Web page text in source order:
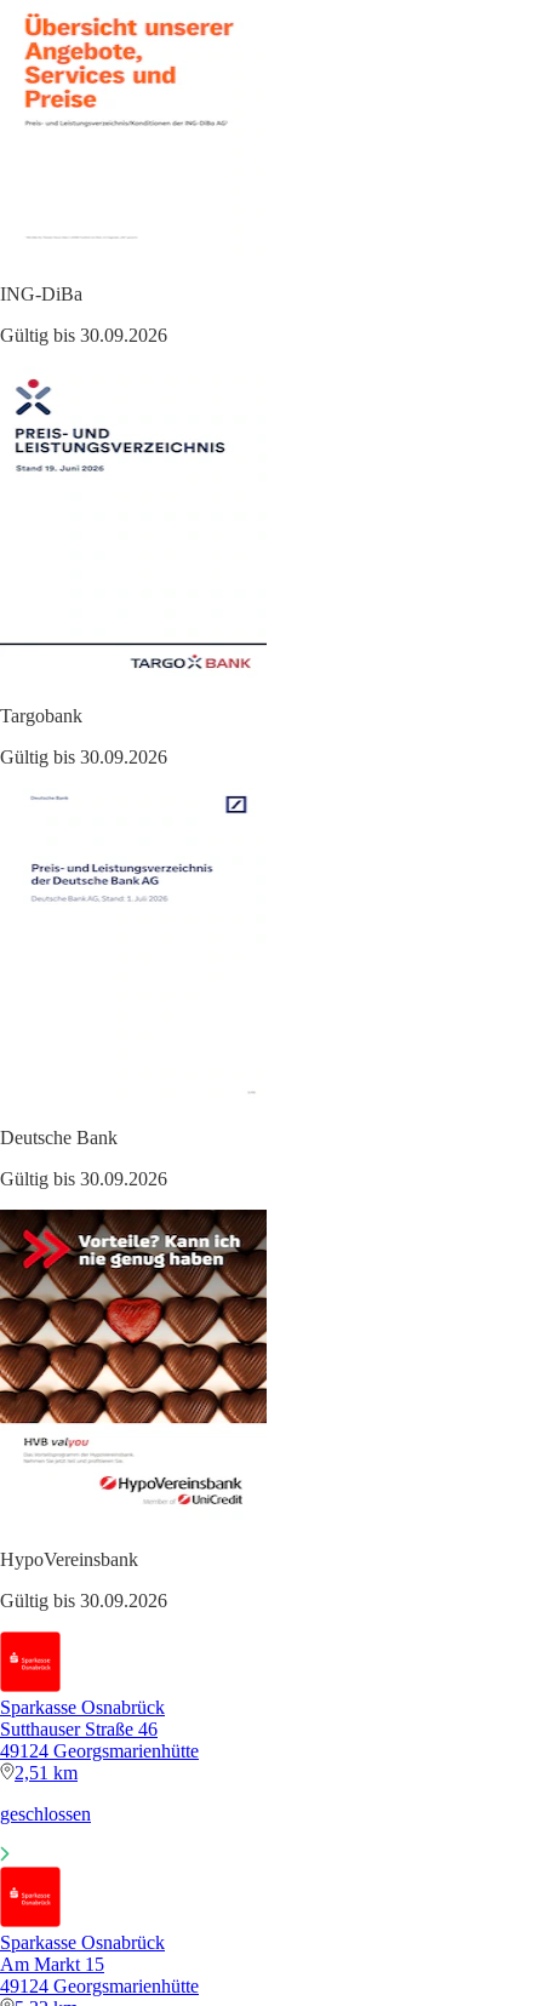
ING-DiBa
Gültig bis 30.09.2026
Targobank
Gültig bis 30.09.2026
Deutsche Bank
Gültig bis 30.09.2026
HypoVereinsbank
Gültig bis 30.09.2026
Sparkasse Osnabrück
Sutthauser Straße 46
49124 Georgsmarienhütte
2,51 km
geschlossen
Sparkasse Osnabrück
Am Markt 15
49124 Georgsmarienhütte